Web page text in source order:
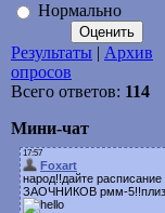
Нормально
Результаты | Архив
опросов
Всего ответов: 114
Мини-чат